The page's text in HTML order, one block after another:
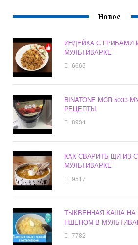
Новое
ИНДЕЙКА С ГРИБАМИ
МУЛЬТИВАРКЕ
6665
BINATONE MCR 5033
РЕЦЕПТЫ
8934
КАК СВАРИТЬ ЩИ ИЗ
МУЛЬТИВАРКЕ
9517
ТЫКВЕННАЯ КАША
ПШЕНОМ В
7782